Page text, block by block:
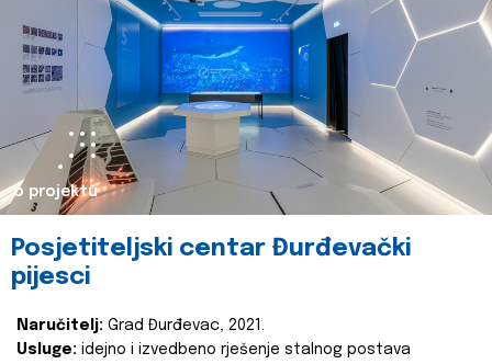
o projektu
Posjetiteljski centar Đurđevački
pijesci
Naručitelj: Grad Đurđevac, 2021.
Usluge: idejno i izvedbeno rješenje stalnog postava